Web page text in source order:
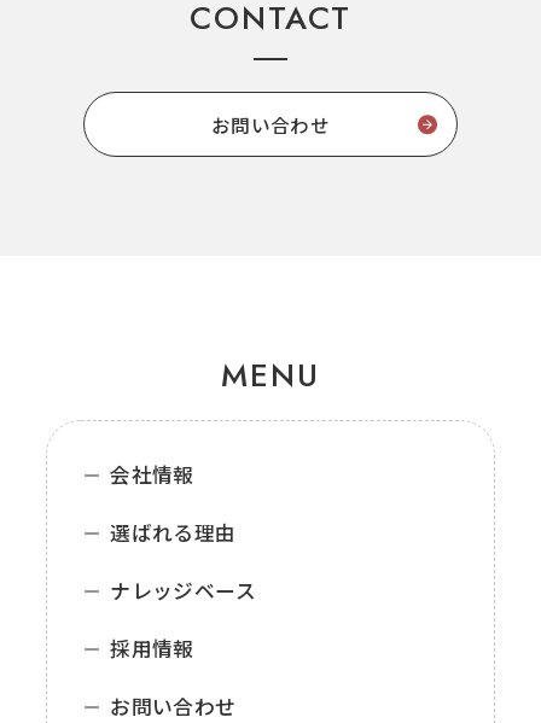
CONTACT
お問い合わせ
MENU
会社情報
選ばれる理由
ナレッジベース
採用情報
お問い合わせ